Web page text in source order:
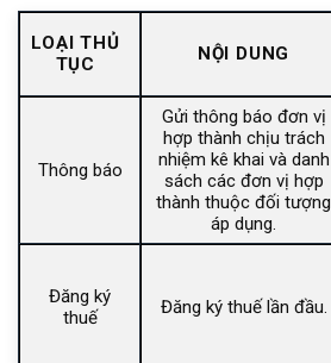
LOẠI THỦ
TỤC
NỘI DUNG
Thông báo
Gửi thông báo đơn vị
hợp thành chịu trách
nhiệm kê khai và danh
sách các đơn vị hợp
thành thuộc đối tượng
áp dụng.
Đăng ký
thuế
Đăng ký thuế lần đầu.